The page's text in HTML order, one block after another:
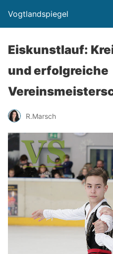
Vogtlandspiegel
Eiskunstlauf:
und erfolgreiche
R.Marsch